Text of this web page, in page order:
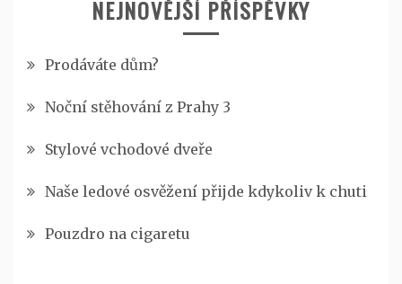
NEJNOVĚJŠÍ PŘÍSPĚVKY
Prodáváte dům?
Noční stěhování z Prahy 3
Stylové vchodové dveře
Naše ledové osvěžení přijde kdykoliv k chuti
Pouzdro na cigaretu